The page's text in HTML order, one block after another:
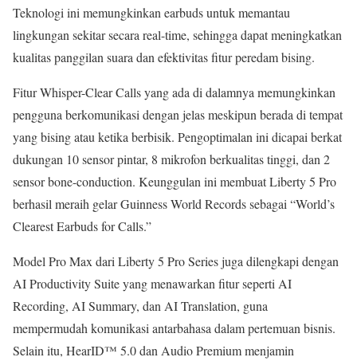
Teknologi ini memungkinkan earbuds untuk memantau
lingkungan sekitar secara real-time, sehingga dapat meningkatkan
kualitas panggilan suara dan efektivitas fitur peredam bising.
Fitur Whisper-Clear Calls yang ada di dalamnya memungkinkan
pengguna berkomunikasi dengan jelas meskipun berada di tempat
yang bising atau ketika berbisik. Pengoptimalan ini dicapai berkat
dukungan 10 sensor pintar, 8 mikrofon berkualitas tinggi, dan 2
sensor bone-conduction. Keunggulan ini membuat Liberty 5 Pro
berhasil meraih gelar Guinness World Records sebagai “World’s
Clearest Earbuds for Calls.”
Model Pro Max dari Liberty 5 Pro Series juga dilengkapi dengan
AI Productivity Suite yang menawarkan fitur seperti AI
Recording, AI Summary, dan AI Translation, guna
mempermudah komunikasi antarbahasa dalam pertemuan bisnis.
Selain itu, HearID™ 5.0 dan Audio Premium menjamin